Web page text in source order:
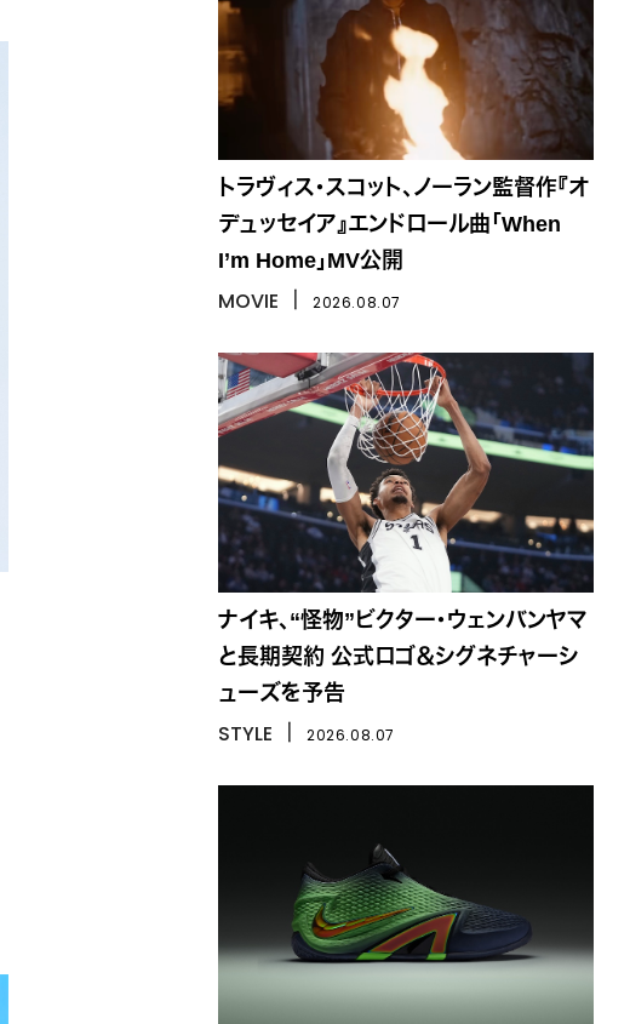
トラヴィス・スコット、ノーラン監督作『オ
デュッセイア』エンドロール曲「When
I’m Home」MV公開
MOVIE 2026.08.07
ナイキ、“怪物”ビクター・ウェンバンヤマ
と長期契約 公式ロゴ＆シグネチャーシ
ューズを予告
STYLE 2026.08.07